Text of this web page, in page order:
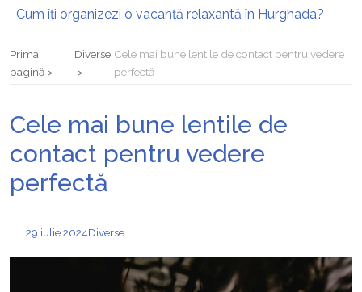
Cum îți organizezi o vacanță relaxantă în Hurghada?
Multisite WordPress și Mastodon: cum gestionezi mai multe site-uri
Prima
pagină
Diverse Cele mai bune lentile de contact pentru vedere
perfectă
Cele mai bune lentile de
contact pentru vedere
perfectă
29 iulie 2024Diverse